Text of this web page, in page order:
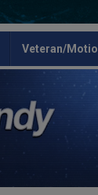
Veteran/